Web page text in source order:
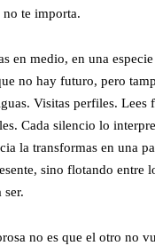
te importa.
en medio, en una
no hay futuro, pero
Visitas perfiles. Lees
Cada silencio lo
la transformas en una
sino flotando entre
ser.
no es que el otro no